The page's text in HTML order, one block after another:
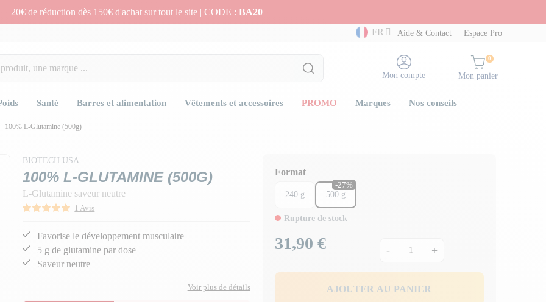
20€ de réduction dès 150€ d'achat sur tout le site | CODE : BA20
FR
Aide & Contact Espace Pro
Mon compte
0
Mon panier
Santé Barres et alimentation Vêtements et accessoires PROMO Marques Nos conseils
100% L-Glutamine (500g)
BIOTECH USA
100% L-GLUTAMINE (500G)
L-Glutamine saveur neutre
1 Avis
Favorise le développement musculaire
5 g de glutamine par dose
Saveur neutre
Voir plus de détails
Format
240 g
-27%
500 g
Rupture de stock
Prix
31,90 € - +
AJOUTER AU PANIER